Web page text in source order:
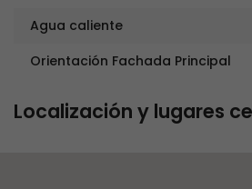
Agua caliente
Orientación Fachada Principal
Localización y lugares